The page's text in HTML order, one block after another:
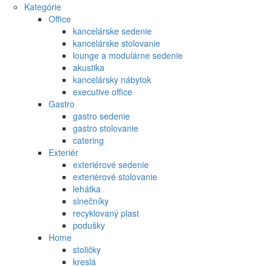
Kategórie
Office
kancelárske sedenie
kancelárske stolovanie
lounge a modulárne sedenie
akustika
kancelársky nábytok
executive office
Gastro
gastro sedenie
gastro stolovanie
catering
Exteriér
exteriérové sedenie
exteriérové stolovanie
lehátka
slnečníky
recyklovaný plast
podušky
Home
stoličky
kreslá